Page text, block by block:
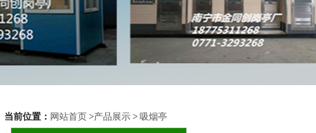
当前位置： 网站首页 >产品展示 > 吸烟亭